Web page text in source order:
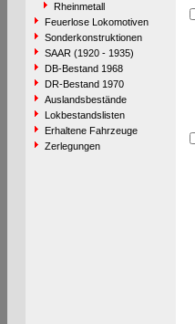
Rheinmetall
Feuerlose Lokomotiven
Sonderkonstruktionen
SAAR (1920 - 1935)
DB-Bestand 1968
DR-Bestand 1970
Auslandsbestände
Lokbestandslisten
Erhaltene Fahrzeuge
Zerlegungen